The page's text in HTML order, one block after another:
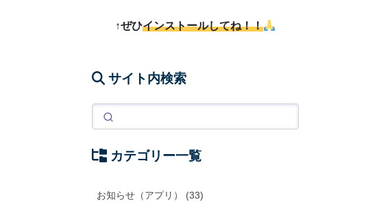
↑ぜひインストールしてね！！
サイト内検索
カテゴリー一覧
お知らせ（アプリ） (33)